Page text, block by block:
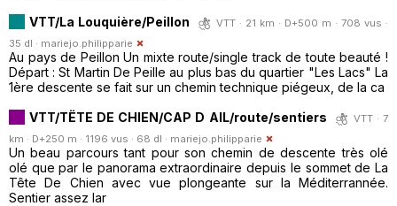
VTT/La Louquière/Peillon
VTT · 21 km · D+500 m · 708 vus ·
35 dl · mariejo.philipparie
Au pays de Peillon Un mixte route/single track de toute beauté !
Départ : St Martin De Peille au plus bas du quartier "Les Lacs" La
1ère descente se fait sur un chemin technique piégeux, de la ca
VTT/TËTE DE CHIEN/CAP D AIL/route/sentiers
VTT · 7
km · D+250 m · 1196 vus · 68 dl · mariejo.philipparie
Un beau parcours tant pour son chemin de descente très olé
olé que par le panorama extraordinaire depuis le sommet de La
Tête De Chien avec vue plongeante sur la Méditerrannée.
Sentier assez lar